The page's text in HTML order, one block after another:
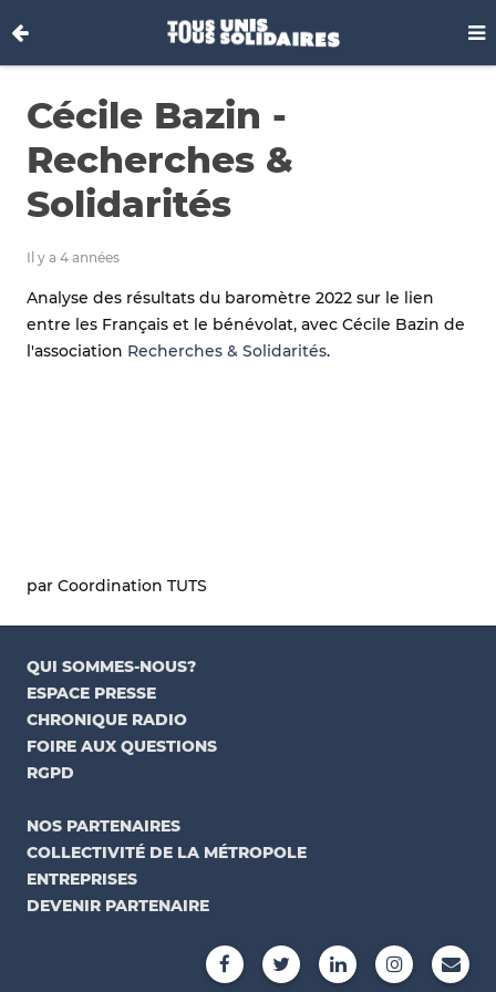
Cécile Bazin -
Recherches &
Solidarités
Il y a 4 années
Analyse des résultats du baromètre 2022 sur le lien
entre les Français et le bénévolat, avec Cécile Bazin de
l'association Recherches & Solidarités.
par Coordination TUTS
QUI SOMMES-NOUS?
ESPACE PRESSE
CHRONIQUE RADIO
FOIRE AUX QUESTIONS
RGPD
NOS PARTENAIRES
COLLECTIVITÉ DE LA MÉTROPOLE
ENTREPRISES
DEVENIR PARTENAIRE